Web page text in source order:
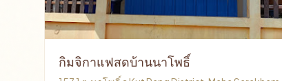
กิมจิกาแฟสดบ้านนาโพธิ์